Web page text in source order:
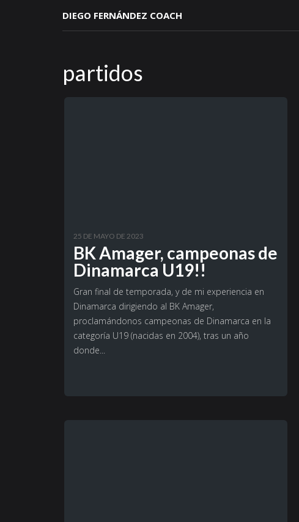
DIEGO FERNÁNDEZ COACH
partidos
25 DE MAYO DE 2023
BK Amager, campeonas de
Dinamarca U19!!
Gran final de temporada, y de mi experiencia en
Dinamarca dirigiendo al BK Amager,
proclamándonos campeonas de Dinamarca en la
categoría U19 (nacidas en 2004), tras un año
donde...